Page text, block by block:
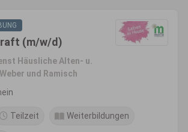
(m/w/d)
Häusliche Alten- u.
und Ramisch
Teilzeit Weiterbildungen